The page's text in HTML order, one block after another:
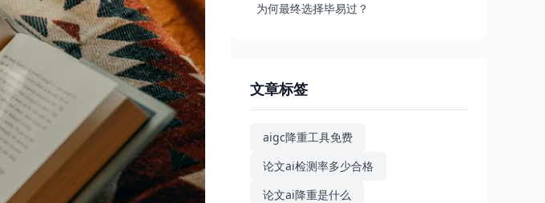
为何最终选择毕易过？
文章标签
aigc降重工具免费
论文ai检测率多少合格
论文ai降重是什么